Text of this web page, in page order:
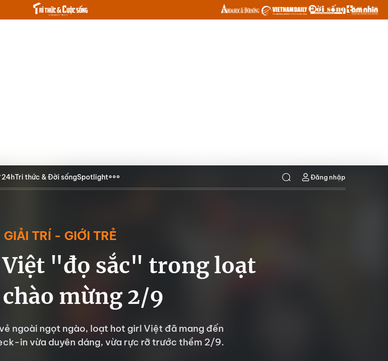
24hTri thức & Đời sốngSpotlight Đăng nhập
GIẢI TRÍ - GIỚI TRẺ
"đọ sắc" trong loạt
mừng 2/9
ngoài ngọt ngào, loạt hot girl Việt đã mang đến
in vừa duyên dáng, vừa rực rỡ trước thềm 2/9.